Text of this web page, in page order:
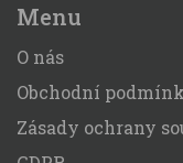
Menu
O nás
Obchodní
Zásady ochrany